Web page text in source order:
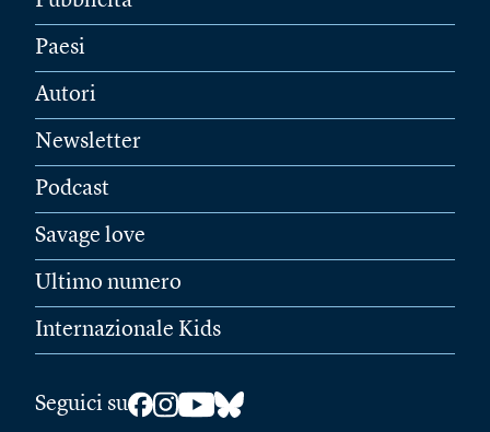
Paesi
Autori
Newsletter
Podcast
Savage love
Ultimo numero
Internazionale Kids
Seguici su